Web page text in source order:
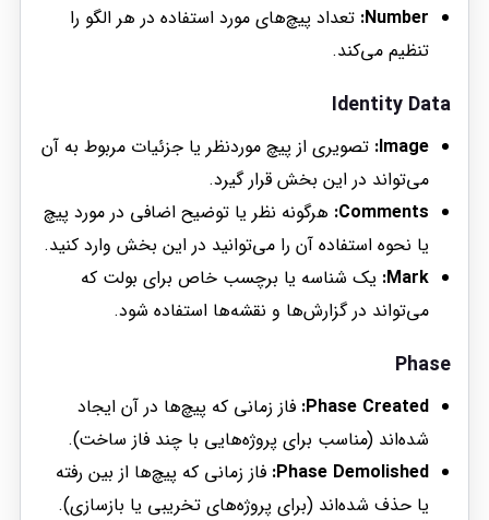
Number: تعداد پیچ‌های مورد استفاده در هر الگو را
تنظیم می‌کند.
Identity Data
Image: تصویری از پیچ موردنظر یا جزئیات مربوط به آن
می‌تواند در این بخش قرار گیرد.
Comments: هرگونه نظر یا توضیح اضافی در مورد پیچ
یا نحوه استفاده آن را می‌توانید در این بخش وارد کنید.
Mark: یک شناسه یا برچسب خاص برای بولت که
می‌تواند در گزارش‌ها و نقشه‌ها استفاده شود.
Phase
Phase Created: فاز زمانی که پیچ‌ها در آن ایجاد
شده‌اند (مناسب برای پروژه‌هایی با چند فاز ساخت).
Phase Demolished: فاز زمانی که پیچ‌ها از بین رفته
یا حذف شده‌اند (برای پروژه‌های تخریبی یا بازسازی).